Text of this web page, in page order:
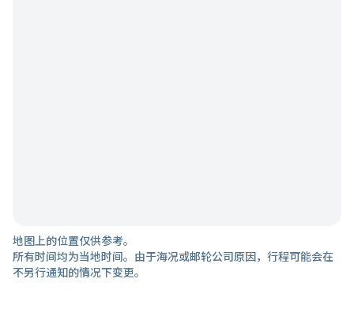
地图上的位置仅供参考。
所有时间均为当地时间。由于海况或邮轮公司原因，行程可能会在
不另行通知的情况下变更。